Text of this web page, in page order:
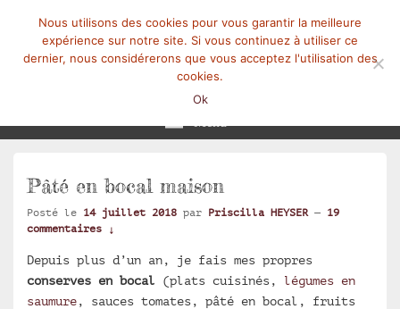
Pâté en bocal maison
Posté le 14 juillet 2018 par Priscilla HEYSER — 19
commentaires ↓
Depuis plus d’un an, je fais mes propres
conserves en bocal (plats cuisinés, légumes en
saumure, sauces tomates, pâté en bocal, fruits
Nous utilisons des cookies pour vous garantir la meilleure
expérience sur notre site. Si vous continuez à utiliser ce
dernier, nous considérerons que vous acceptez l'utilisation des
cookies.
Ok